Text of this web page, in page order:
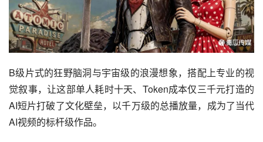
B级片式的狂野脑洞与宇宙级的浪漫想象，搭配上专业的视
觉叙事，让这部单人耗时十天、 Token成本仅三千元打造的
AI短片打破了文化壁垒，以千万级的总播放量，成为了当代
AI视频的标杆级作品。